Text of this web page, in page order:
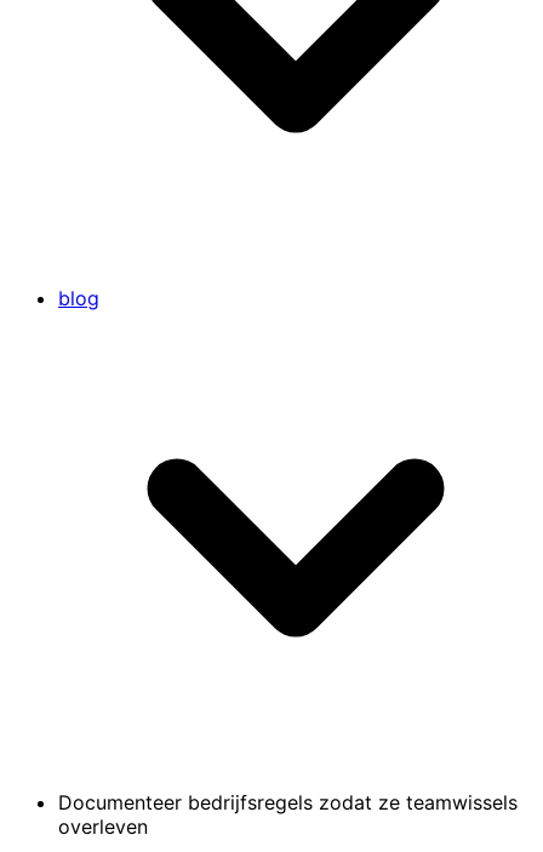
blog
Documenteer bedrijfsregels zodat ze teamwissels
overleven